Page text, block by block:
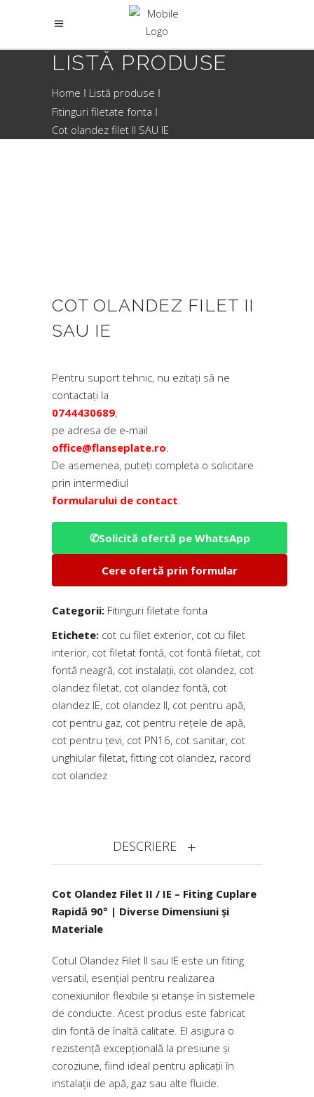
LISTĂ PRODUSE
Home
Listă produse
Fitinguri filetate fonta
Cot olandez filet II SAU IE
COT OLANDEZ FILET II
SAU IE
Pentru suport tehnic, nu ezitați să ne
contactați la
0744430689,
pe adresa de e-mail
office@flanseplate.ro.
De asemenea, puteți completa o solicitare
prin intermediul
formularului de contact.
✆Solicită ofertă pe WhatsApp
Cere ofertă prin formular
Categorii: Fitinguri filetate fonta
Etichete: cot cu filet exterior, cot cu filet
interior, cot filetat fontă, cot fontă filetat, cot
fontă neagră, cot instalații, cot olandez, cot
olandez filetat, cot olandez fontă, cot
olandez IE, cot olandez II, cot pentru apă,
cot pentru gaz, cot pentru rețele de apă,
cot pentru țevi, cot PN16, cot sanitar, cot
unghiular filetat, fitting cot olandez, racord
cot olandez
DESCRIERE
Cot Olandez Filet II / IE – Fiting Cuplare
Rapidă 90° | Diverse Dimensiuni și
Materiale
Cotul Olandez Filet II sau IE este un fiting
versatil, esențial pentru realizarea
conexiunilor flexibile și etanșe în sistemele
de conducte. Acest produs este fabricat
din fontă de înaltă calitate. El asigura o
rezistență excepțională la presiune și
coroziune, fiind ideal pentru aplicații în
instalații de apă, gaz sau alte fluide.